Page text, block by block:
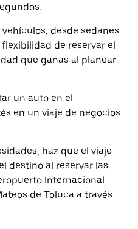
desde sedanes
de reservar el
que ganas al planear
un auto en el
en un viaje de negocios
haz que el viaje
destino al reservar las
Internacional
de Toluca a través